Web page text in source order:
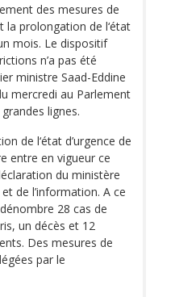
des mesures de
la prolongation de l‘état
mois. Le dispositif
n’a pas été
ministre Saad-Eddine
mercredi au Parlement
lignes.
de l‘état d’urgence de
entre en vigueur ce
du ministère
de l’information. A ce
28 cas de
un décès et 12
Des mesures de
par le